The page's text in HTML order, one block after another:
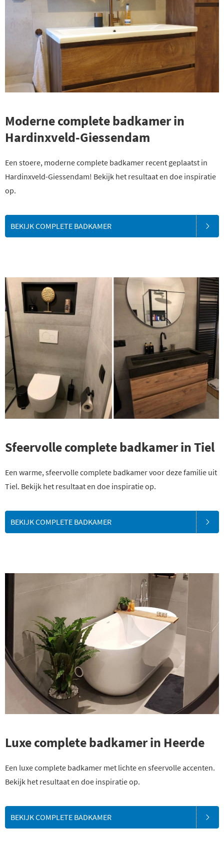
Moderne complete badkamer in
Hardinxveld-Giessendam
Een stoere, moderne complete badkamer recent geplaatst in
Hardinxveld-Giessendam! Bekijk het resultaat en doe inspiratie
op.
BEKIJK COMPLETE BADKAMER
Sfeervolle complete badkamer in Tiel
Een warme, sfeervolle complete badkamer voor deze familie uit
Tiel. Bekijk het resultaat en doe inspiratie op.
BEKIJK COMPLETE BADKAMER
Luxe complete badkamer in Heerde
Een luxe complete badkamer met lichte en sfeervolle accenten.
Bekijk het resultaat en doe inspiratie op.
BEKIJK COMPLETE BADKAMER